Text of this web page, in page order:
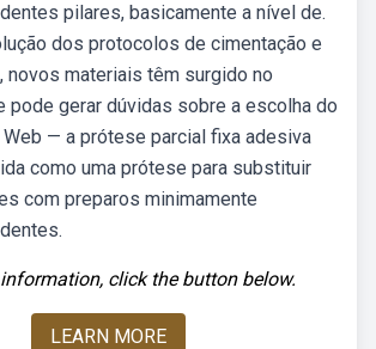
pilares, basicamente a nível de.
dos protocolos de cimentação e
novos materiais têm surgido no
pode gerar dúvidas sobre a escolha do
— a prótese parcial fixa adesiva
como uma prótese para substituir
com preparos minimamente
click the button below.
LEARN MORE